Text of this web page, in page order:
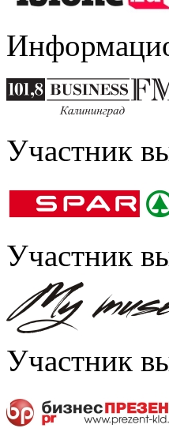
Участник
Участник
Участник